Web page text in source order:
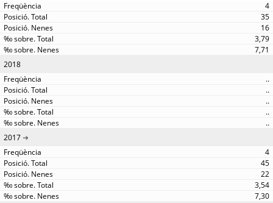
4
35
16
3,79
7,71
2018
..
..
..
..
..
2017
4
45
22
3,54
7,30